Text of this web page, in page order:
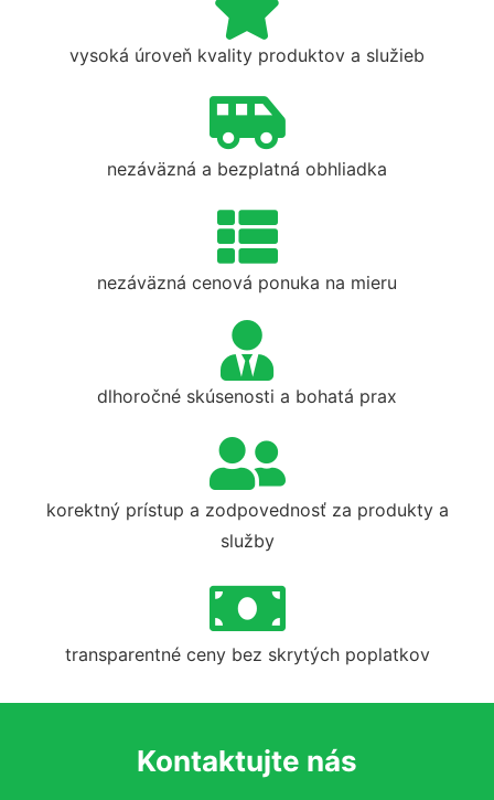
vysoká úroveň kvality produktov a služieb
nezáväzná a bezplatná obhliadka
nezáväzná cenová ponuka na mieru
dlhoročné skúsenosti a bohatá prax
korektný prístup a zodpovednosť za produkty a
služby
transparentné ceny bez skrytých poplatkov
Kontaktujte nás